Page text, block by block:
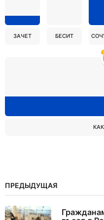
ЗАЧЕТ БЕСИТ
ПРЕДЫДУЩАЯ